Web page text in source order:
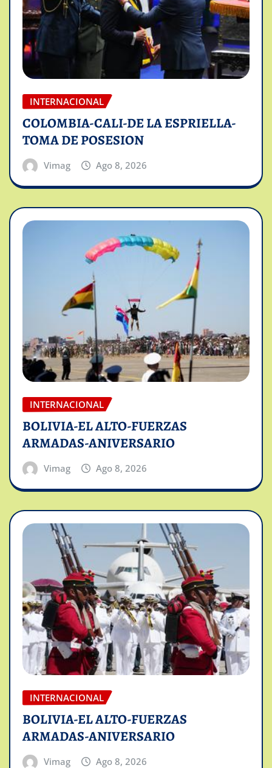
INTERNACIONAL
COLOMBIA-CALI-DE LA ESPRIELLA-
TOMA DE POSESION
Vimag Ago 8, 2026
INTERNACIONAL
BOLIVIA-EL ALTO-FUERZAS
ARMADAS-ANIVERSARIO
Vimag Ago 8, 2026
INTERNACIONAL
BOLIVIA-EL ALTO-FUERZAS
ARMADAS-ANIVERSARIO
Vimag Ago 8, 2026